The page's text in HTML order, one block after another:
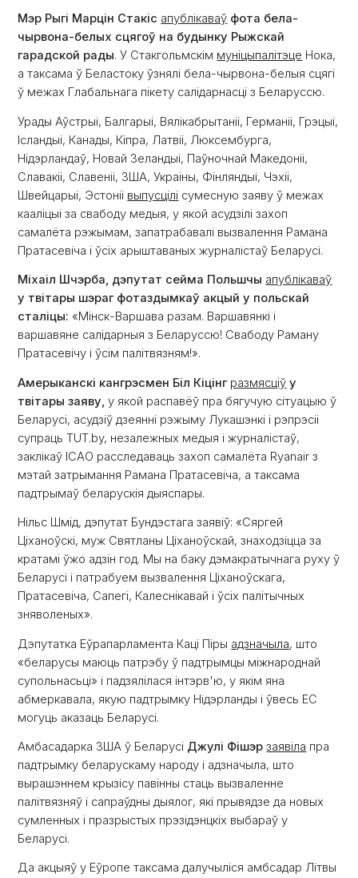
Мэр Рыгі Марцін Стакіс апублікаваў фота бела-
чырвона-белых сцягоў на будынку Рыжскай
гарадской рады. У Стакгольмскім муніцыпалітэце Нока,
а таксама ў Беластоку ўзнялі бела-чырвона-белыя сцягі
ў межах Глабальнага пікету салідарнасці з Беларуссю.
Урады Аўстрыі, Балгарыі, Вялікабрытаніі, Германіі, Грэцыі,
Ісландыі, Канады, Кіпра, Латвіі, Люксембурга,
Нідэрландаў, Новай Зеландыі, Паўночнай Македоніі,
Славакіі, Славеніі, ЗША, Украіны, Фінляндыі, Чэхіі,
Швейцарыі, Эстоніі выпусцілі сумесную заяву ў межах
кааліцыі за свабоду медыя, у якой асудзілі захоп
самалёта рэжымам, запатрабавалі вызвалення Рамана
Пратасевіча і ўсіх арыштаваных журналістаў Беларусі.
Міхаіл Шчэрба, дэпутат сейма Польшчы апублікаваў
у твітары шэраг фотаздымкаў акцый у польскай
сталіцы: «Мінск-Варшава разам. Варшавянкі і
варшавяне салідарныя з Беларуссю! Свабоду Раману
Пратасевічу і ўсім палітвязням!».
Амерыканскі кангрэсмен Біл Кіцінг размясціў у
твітары заяву, у якой распавёў пра бягучую сітуацыю ў
Беларусі, асудзіў дзеянні рэжыму Лукашэнкі і рэпрэсіі
супраць TUT.by, незалежных медыя і журналістаў,
заклікаў ICAO расследаваць захоп самалёта Ryanair з
мэтай затрымання Рамана Пратасевіча, а таксама
падтрымаў беларускія дыяспары.
Нільс Шмід, дэпутат Бундэстага заявіў: «Сяргей
Ціханоўскі, муж Святланы Ціханоўскай, знаходзіцца за
кратамі ўжо адзін год. Мы на баку дэмакратычнага руху ў
Беларусі і патрабуем вызвалення Ціханоўскага,
Пратасевіча, Сапегі, Калеснікавай і ўсіх палітычных
зняволеных».
Дэпутатка Еўрапарламента Каці Піры адзначыла, што
«беларусы маюць патрэбу ў падтрымцы міжнароднай
супольнасьці» і падзялілася інтэрв'ю, у якім яна
абмеркавала, якую падтрымку Нідэрланды і ўвесь ЕС
могуць аказаць Беларусі.
Амбасадарка ЗША ў Беларусі Джулі Фішэр заявіла пра
падтрымку беларускаму народу і адзначыла, што
вырашэннем крызісу павінны стаць вызваленне
палітвязняў і сапраўдны дыялог, які прывядзе да новых
сумленных і празрыстых прэзідэнцкіх выбараў у
Беларусі.
Да акцыяў у Еўропе таксама далучыліся амбсадар Літвы